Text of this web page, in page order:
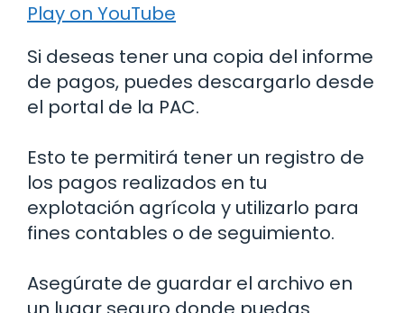
Play on YouTube
Si deseas tener una copia del informe
de pagos, puedes descargarlo desde
el portal de la PAC.
Esto te permitirá tener un registro de
los pagos realizados en tu
explotación agrícola y utilizarlo para
fines contables o de seguimiento.
Asegúrate de guardar el archivo en